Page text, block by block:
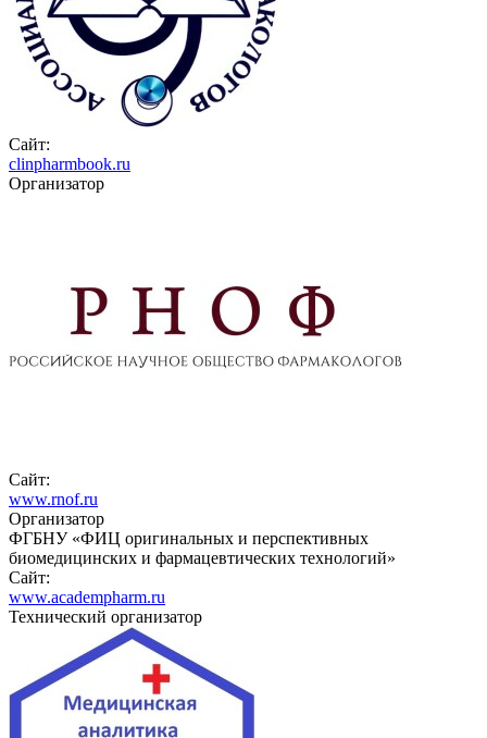
Сайт:
clinpharmbook.ru
Организатор
Сайт:
www.rnof.ru
Организатор
ФГБНУ «ФИЦ оригинальных и перспективных
биомедицинских и фармацевтических технологий»
Сайт:
www.academpharm.ru
Технический организатор